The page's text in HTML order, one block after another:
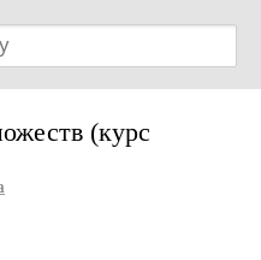
(курс